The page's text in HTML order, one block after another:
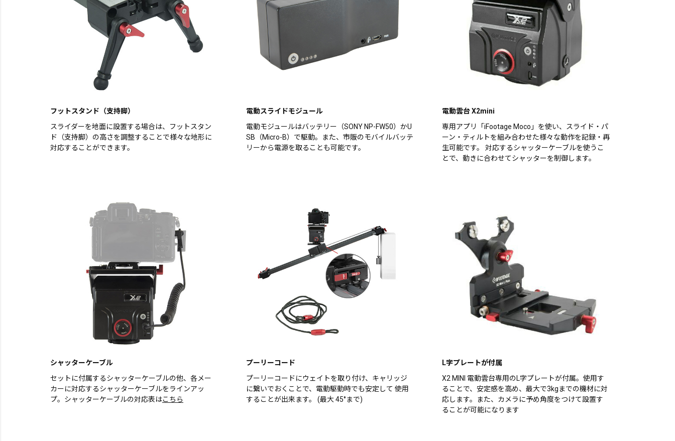
フットスタンド（支持脚）
スライダーを地面に設置する場合は、フットスタン
ド（支持脚）の高さを調整することで様々な地形に
対応することができます。
電動スライドモジュール
電動モジュールはバッテリー（SONY NP-FW50）かU
SB（Micro-B）で駆動。また、市販のモバイルバッテ
リーから電源を取ることも可能です。
電動雲台 X2mini
専用アプリ「iFootage Moco」を使い、スライド・パ
ーン・ティルトを組み合わせた様々な動作を記録・再
生可能です。 対応するシャッターケーブルを使うこ
とで、動きに合わせてシャッターを制御します。
シャッターケーブル
セットに付属するシャッターケーブルの他、各メー
カーに対応するシャッターケーブルをラインアッ
プ。シャッターケーブルの対応表はこちら
プーリーコード
プーリーコードにウェイトを取り付け、キャリッジ
に繋いでおくことで、電動駆動時でも安定して 使用
することが出来ます。 (最大 45°まで)
L字プレートが付属
X2 MINI 電動雲台専用のL字プレートが付属。使用す
ることで、安定感を高め、最大で3kgまでの機材に対
応します。また、カメラに予め角度をつけて設置す
ることが可能になります